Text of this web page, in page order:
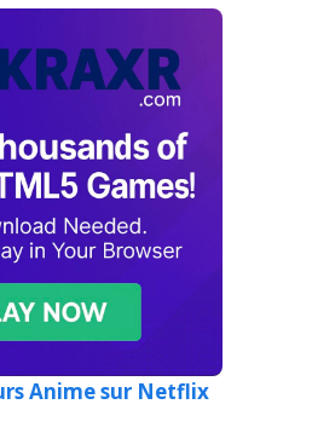
Anime sur Netflix